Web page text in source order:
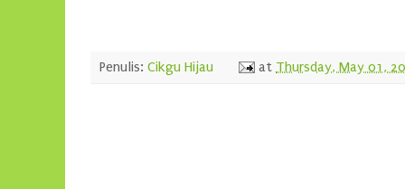
Penulis: Cikgu Hijau at Thursday, May 01,